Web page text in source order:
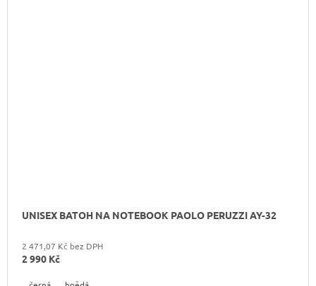
UNISEX BATOH NA NOTEBOOK PAOLO PERUZZI AY-32
2 471,07 Kč bez DPH
2 990 Kč